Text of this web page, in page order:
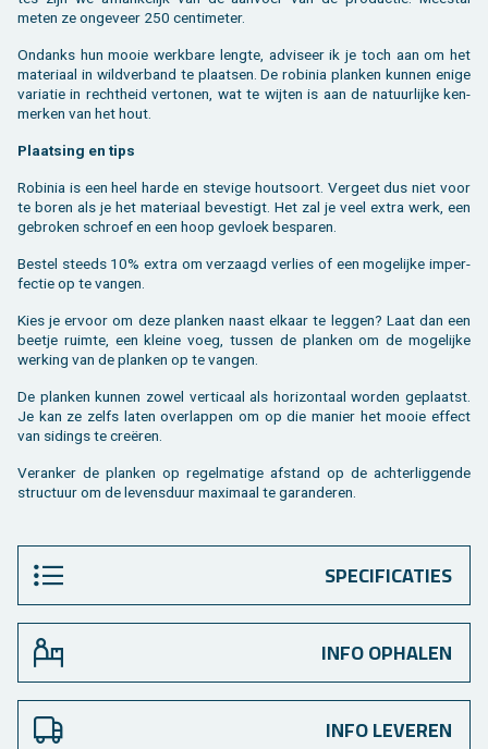
meten ze on­ge­veer 250 cen­ti­me­ter.
On­danks hun mooie werk­ba­re leng­te, ad­vi­seer ik je toch aan om het
ma­te­ri­aal in wild­ver­band te plaat­sen. De ro­bi­nia plan­ken kun­nen enige
va­ri­a­tie in recht­heid ver­to­nen, wat te wij­ten is aan de na­tuur­lij­ke ken­
mer­ken van het hout.
Plaat­sing en tips
Ro­bi­nia is een heel harde en ste­vi­ge hout­soort. Ver­geet dus niet voor
te boren als je het ma­te­ri­aal be­ves­tigt. Het zal je veel extra werk, een
ge­bro­ken schroef en een hoop ge­vloek be­spa­ren.
Be­stel steeds 10% extra om ver­zaagd ver­lies of een mo­ge­lij­ke im­per­
fec­tie op te van­gen.
Kies je er­voor om deze plan­ken naast el­kaar te leg­gen? Laat dan een
beet­je ruim­te, een klei­ne voeg, tus­sen de plan­ken om de mo­ge­lij­ke
wer­king van de plan­ken op te van­gen.
De plan­ken kun­nen zowel ver­ti­caal als ho­ri­zon­taal wor­den ge­plaatst.
Je kan ze zelfs laten over­lap­pen om op die ma­nier het mooie ef­fect
van si­dings te creëren.
Ver­an­ker de plan­ken op re­gel­ma­ti­ge af­stand op de ach­ter­lig­gen­de
struc­tuur om de le­vens­duur maxi­maal te ga­ran­de­ren.
SPECIFICATIES
INFO OPHALEN
INFO LEVEREN